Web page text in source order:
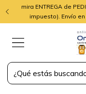
mira ENTREGA de
impuesto). Envío